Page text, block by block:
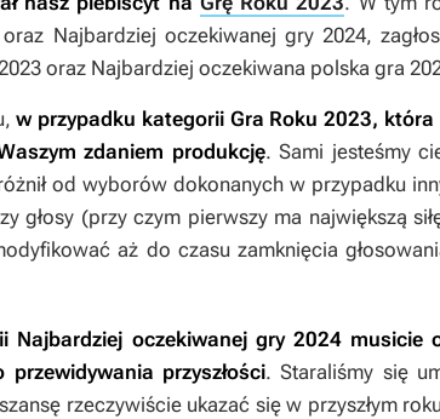
oraz Najbardziej oczekiwanej gry 2024,
oraz Najbardziej oczekiwana polska gra
w przypadku kategorii Gra Roku 2023,
zdaniem produkcję. Sami jesteśmy
od wyborów dokonanych w przypadku
głosy (przy czym pierwszy ma największą
aż do czasu zamknięcia
Najbardziej oczekiwanej gry 2024 musicie
przewidywania przyszłości. Staraliśmy się
rzeczywiście ukazać się w przyszłym